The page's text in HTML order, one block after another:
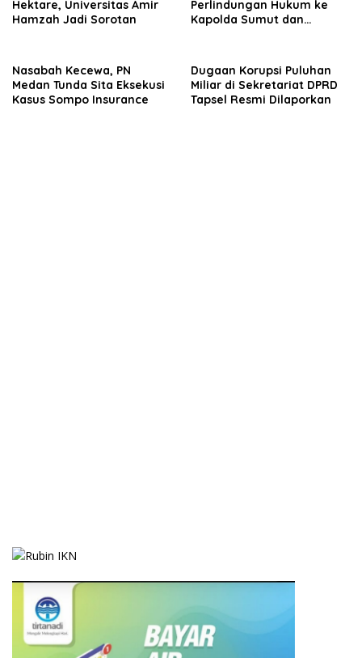
Hektare, Universitas Amir
Hamzah Jadi Sorotan
Perlindungan Hukum ke
Kapolda Sumut dan
Nasabah Kecewa, PN
Medan Tunda Sita Eksekusi
Kasus Sompo Insurance
Dugaan Korupsi Puluhan
Miliar di Sekretariat DPRD
Tapsel Resmi Dilaporkan